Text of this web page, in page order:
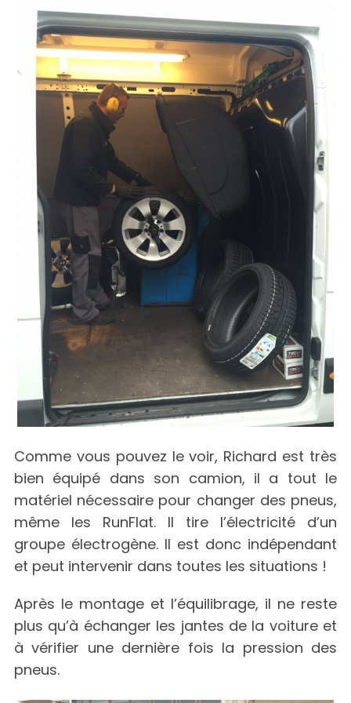
Comme vous pouvez le voir, Richard est très
bien équipé dans son camion, il a tout le
matériel nécessaire pour changer des pneus,
même les RunFlat. Il tire l’électricité d’un
groupe électrogène. Il est donc indépendant
et peut intervenir dans toutes les situations !
Après le montage et l’équilibrage, il ne reste
plus qu’à échanger les jantes de la voiture et
à vérifier une dernière fois la pression des
pneus.